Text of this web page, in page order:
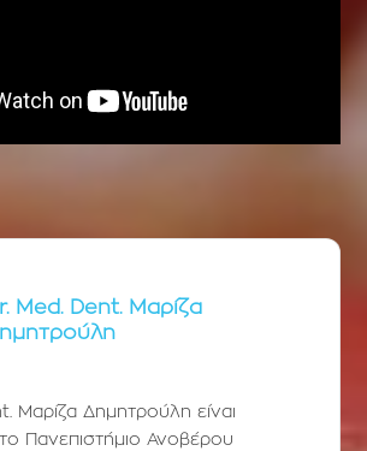
Med. Dent. Μαρίζα
Μαρίζα Δημητρούλη είναι
Πανεπιστήμιο Ανοβέρου